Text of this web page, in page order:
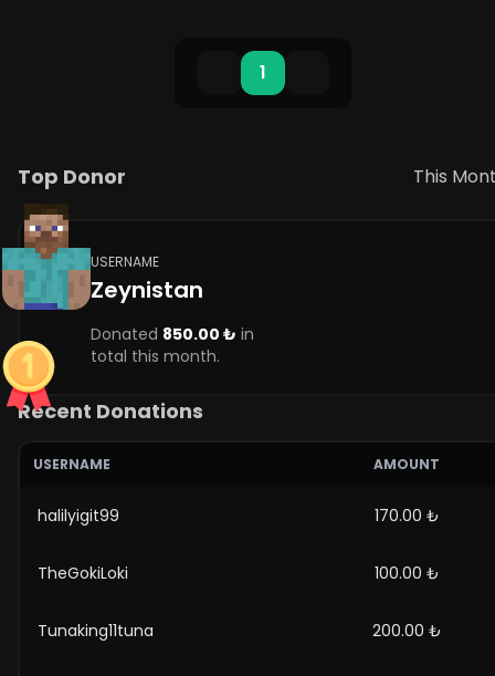
1
Top Donor This
USERNAME
Zeynistan
Donated 850.00 ₺ in
total this month.
Recent Donations
USERNAME AMOUNT
halilyigit99 170.00 ₺
TheGokiLoki 100.00 ₺
Tunaking11tuna 200.00 ₺